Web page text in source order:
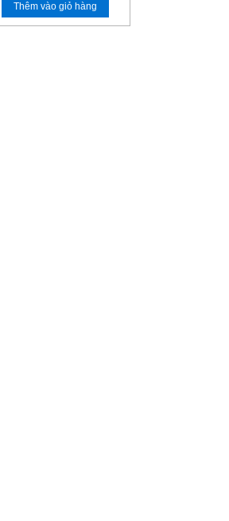
Thêm vào giỏ hàng